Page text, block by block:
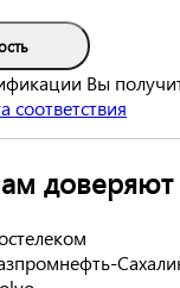
Вы
доверяют